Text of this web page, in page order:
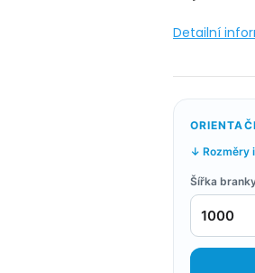
Detailní
↓ Rozměry
Šířka